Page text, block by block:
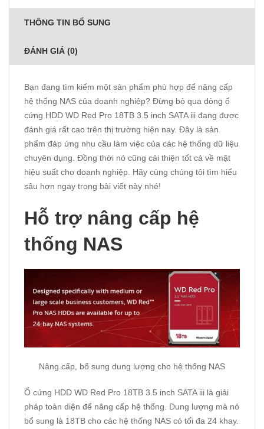
THÔNG TIN BỔ SUNG
ĐÁNH GIÁ (0)
Bạn đang tìm kiếm một sản phẩm phù hợp để nâng cấp
hệ thống NAS của doanh nghiệp? Đừng bỏ qua dòng ổ
cứng HDD WD Red Pro 18TB 3.5 inch SATA iii đang được
đánh giá rất cao trên thị trường hiện nay. Đây là sản
phẩm đáp ứng nhu cầu làm việc của các hệ thống dữ liệu
chuyên dụng. Đồng thời nó cũng cải thiện tốt cả về mặt
hiệu suất cho doanh nghiệp. Hãy cùng chúng tôi tìm hiểu
sâu hơn ngay trong bài viết này nhé!
Hỗ trợ nâng cấp hệ
thống NAS
Nâng cấp, bổ sung dung lượng cho hệ thống NAS
Ổ cứng HDD WD Red Pro 18TB 3.5 inch SATA iii là giải
pháp toàn diện để nâng cấp hệ thống. Dung lượng mà nó
bổ sung là 18TB cho các hệ thống NAS có tối đa 24 khay.